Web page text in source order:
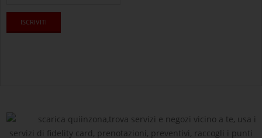
scarica quiinzona,trova servizi e negozi vicino a te, usa i
servizi di fidelity card, prenotazioni, preventivi, raccogli i punti